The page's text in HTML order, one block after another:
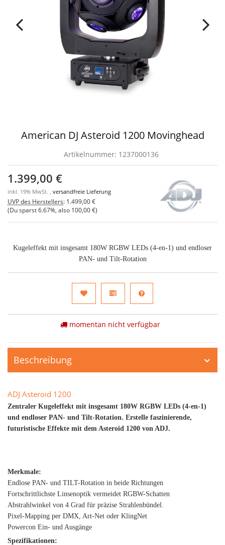
American DJ Asteroid 1200 Movinghead
Artikelnummer: 1237000136
1.399,00 €
inkl. 19% MwSt. , versandfreie Lieferung
UVP des Herstellers: 1.499,00 €
(Du sparst6.67% , also 100,00 €)
Kugeleffekt mit insgesamt 180W RGBW LEDs (4-en-1) und endloser
PAN- und Tilt-Rotation
momentan nicht verfügbar
Beschreibung
ADJ Asteroid 1200
Zentraler Kugeleffekt mit insgesamt 180W RGBW LEDs (4-en-1)
und endloser PAN- und Tilt-Rotation. Erstelle faszinierende,
futuristische Effekte mit dem Asteroid 1200 von ADJ.
Merkmale:
Endlose PAN- und TILT-Rotation in beide Richtungen
Fortschrittlichste Linsenoptik vermeidet RGBW-Schatten
Abstrahlwinkel von 4 Grad für präzise Strahlenbündel.
Pixel-Mapping per DMX, Art-Net oder KlingNet
Powercon Ein- und Ausgänge
Spezifikationen: